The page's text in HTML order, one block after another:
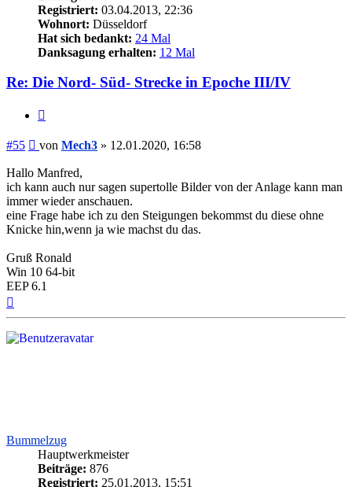
Registriert: 03.04.2013, 22:36
Wohnort: Düsseldorf
Hat sich bedankt: 24 Mal
Danksagung erhalten: 12 Mal
Re: Die Nord- Süd- Strecke in Epoche III/IV
#55 Beitrag
von Mech3 » 12.01.2020, 16:58
Hallo Manfred,
ich kann auch nur sagen supertolle Bilder von der Anlage kann man
immer wieder anschauen.
eine Frage habe ich zu den Steigungen bekommst du diese ohne
Knicke hin,wenn ja wie machst du das.
Gruß Ronald
Win 10 64-bit
EEP 6.1
Bummelzug
Hauptwerkmeister
Beiträge: 876
Registriert: 25.01.2013, 15:51